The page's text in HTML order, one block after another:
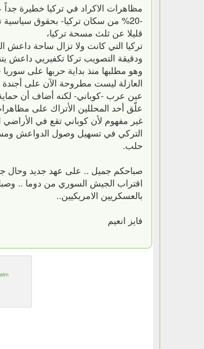
مظاهرات الاكراد في تركيا خطيرة جداً
-20% من سكان تركيا- بحقوق
قليلا عن ثلث مسحة تركيا،
تركيا التي كانت ولا تزال ساحة داعش
ودقيقة التصويب تركا تكفيريي داعش
وهو مطلبها منذ بداية حربها على
العازلة ليست مطروحة الآن على
عين عرب -كوباني- لكنه أضاف أن
علّق أحد المحللين الأتراك على
غير مفهوم لأن كوباني تقع في
التركي في تسهيل وصول الدواعش
حلب.
صباحكم جميل .. على عهد جديد وحال
اقتراب الجيش السوري من دوما ..
بالعسكريين الامريكيين..
فايز انعيم